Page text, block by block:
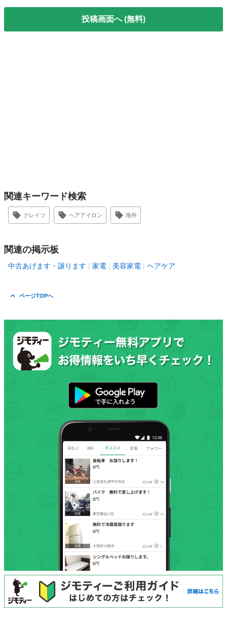
投稿画面へ (無料)
関連キーワード検索
クレイツ ヘアアイロン 海外
関連の掲示板
中古あげます・譲ります 家電 美容家電 ヘアケア
ページTOPへ